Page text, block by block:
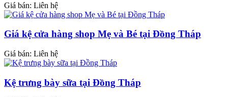
Giá bán: Liên hệ
Giá kệ cửa hàng shop Mẹ và Bé tại Đồng Tháp
Giá bán: Liên hệ
Kệ trưng bày sữa tại Đồng Tháp